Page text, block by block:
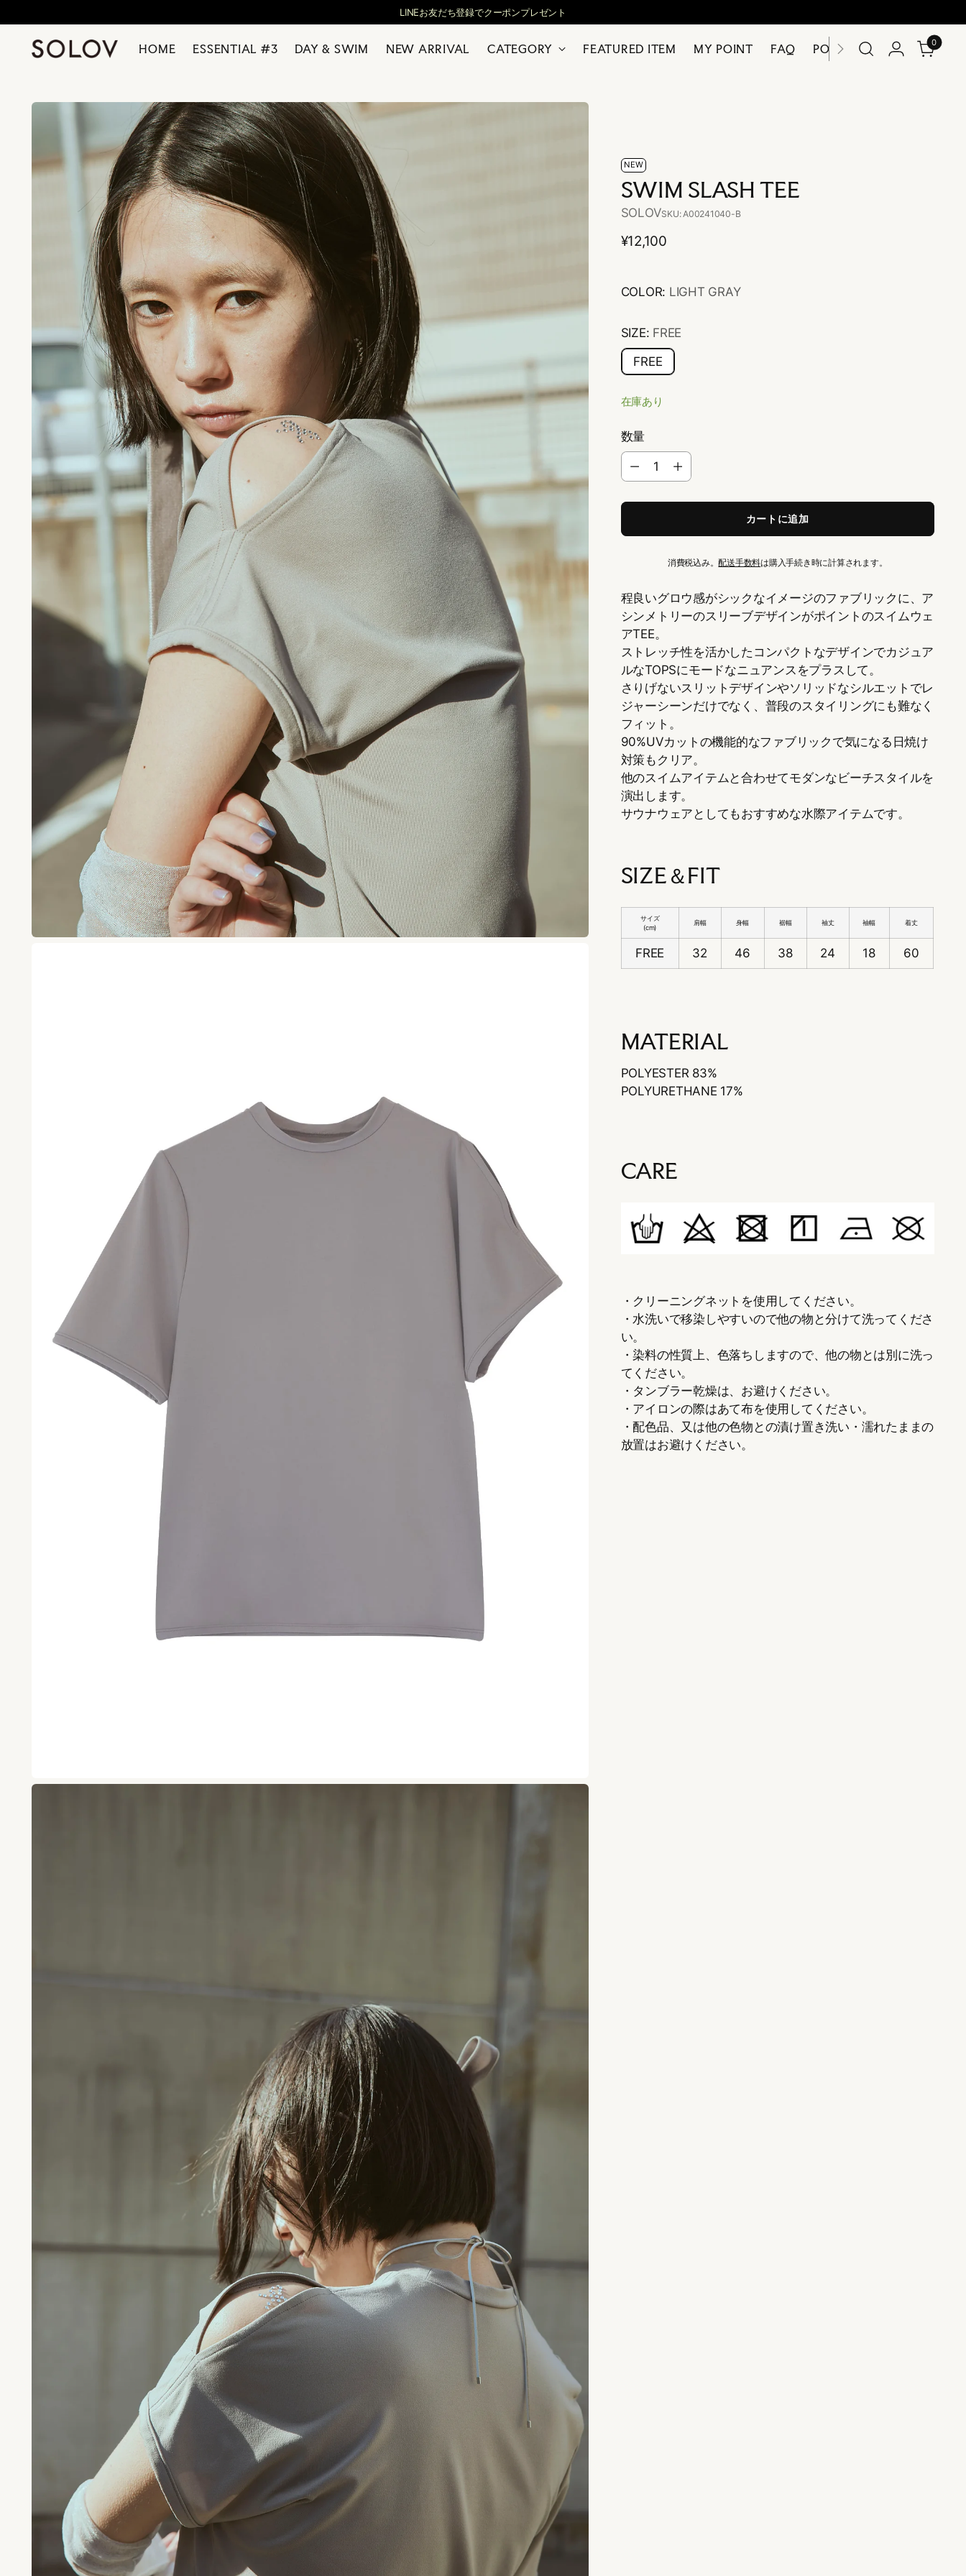
LINEお友だち登録でクーポンプレゼント
HOME ESSENTIAL #3 DAY & SWIM NEW ARRIVAL CATEGORY FEATURED ITEM MY POINT FAQ POLICY CONTACT US
0
NEW
SWIM SLASH TEE
SOLOVSKU: A00241040-B
通
格
¥12,100
COLOR: LIGHT GRAY
SIZE: FREE
FREE
在庫あり
数量
数
量
カートに追加
消費税込み。配送手数料は購入手続き時に計算されます。
程良いグロウ感がシックなイメージのファブリックに、ア
シンメトリーのスリーブデザインがポイントのスイムウェ
アTEE。
ストレッチ性を活かしたコンパクトなデザインでカジュア
ルなTOPSにモードなニュアンスをプラスして。
さりげないスリットデザインやソリッドなシルエットでレ
ジャーシーンだけでなく、普段のスタイリングにも難なく
フィット。
90%UVカットの機能的なファブリックで気になる日焼け
対策もクリア。
他のスイムアイテムと合わせてモダンなビーチスタイルを
演出します。
サウナウェアとしてもおすすめな水際アイテムです。
SIZE＆FIT
サイズ
(cm)
肩幅 身幅 裾幅 袖丈 袖幅 着丈
FREE 32 46 38 24 18 60
MATERIAL
POLYESTER 83%
POLYURETHANE 17%
CARE
・クリーニングネットを使用してください。
・水洗いで移染しやすいので他の物と分けて洗ってくださ
い。
・染料の性質上、色落ちしますので、他の物とは別に洗っ
てください。
・タンブラー乾燥は、お避けください。
・アイロンの際はあて布を使用してください。
・配色品、又は他の色物との漬け置き洗い・濡れたままの
放置はお避けください。